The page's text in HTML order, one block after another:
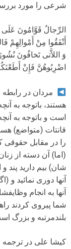
شرعی را مورد
الرِّجالُ قَوَّامُونَ
أَنْفَقُوا مِنْ أَمْوالِهِمْ
وَ اللاَّتی‏ تَخافُونَ
اضْرِبُوهُنَّ فَإِنْ أَطَعْنَکُمْ
مردان در رابطه
هستند، باتوجه به
است و باتوجه به
قانتات (متواضع)
را در مقابل حقوقی
(اما) آن دسته از
شان) بیم دارید پند
آنها دوری نمائید
آنها به انجام
شما پیروی کردند
بلندمرتبه و بزرگ
کیشا علی در ترجمه